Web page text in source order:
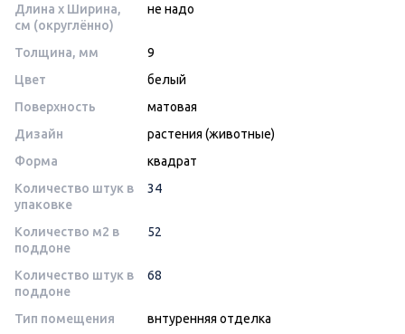
Длина x Ширина,
см (округлённо)
не надо
Толщина, мм
9
Цвет
белый
Поверхность
матовая
Дизайн
растения (животные)
Форма
квадрат
Количество штук в
упаковке
34
Количество м2 в
поддоне
52
Количество штук в
поддоне
68
Тип помещения
внтуренняя отделка